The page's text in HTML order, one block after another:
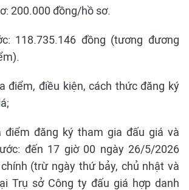
200.000 đồng/hồ sơ.
118.735.146 đồng (tương đương
điểm, điều kiện, cách thức đăng ký
điểm đăng ký tham gia đấu giá và
đến 17 giờ 00 ngày 26/5/2026
(trừ ngày thứ bảy, chủ nhật và
Trụ sở Công ty đấu giá hợp danh